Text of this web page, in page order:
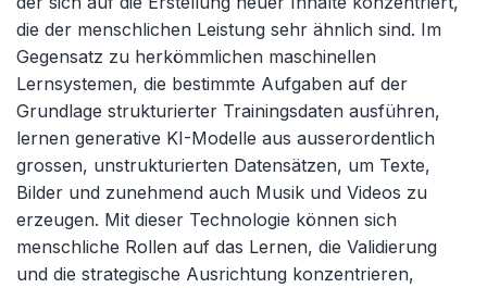
die der menschlichen Leistung sehr ähnlich sind. Im
Gegensatz zu herkömmlichen maschinellen
Lernsystemen, die bestimmte Aufgaben auf der
Grundlage strukturierter Trainings­daten ausführen,
lernen generative KI-Modelle aus ausserordentlich
grossen, unstrukturierten Datensätzen, um Texte,
Bilder und zunehmend auch Musik und Videos zu
erzeugen. Mit dieser Technologie können sich
menschliche Rollen auf das Lernen, die Validierung
und die strategische Ausrichtung konzentrieren,